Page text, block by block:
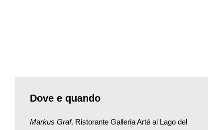
dell’aver saputo custodire e sviluppare un’abilità artigiana dalle
radici profonde e la sensibilità nel servirsi di quella tecnica per
traslare nel metallo un pensiero attuale.
Dove e quando
Markus Graf. Ristorante Galleria Arté al Lago del